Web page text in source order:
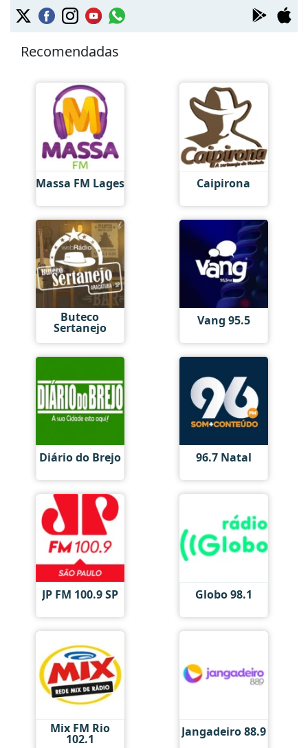
Recomendadas
Massa FM Lages Caipirona
Buteco
Sertanejo Vang 95.5
Diário do Brejo 96.7 Natal
JP FM 100.9 SP Globo 98.1
Mix FM Rio
102.1 Jangadeiro 88.9